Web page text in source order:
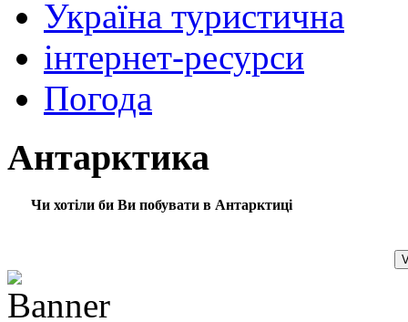
Україна туристична
інтернет-ресурси
Погода
Антарктика
Чи хотіли би Ви побувати в Антарктиці